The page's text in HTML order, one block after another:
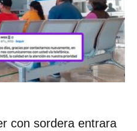
con sordera entrara